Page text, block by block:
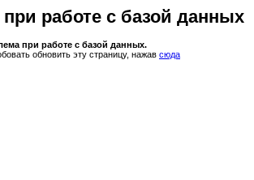
работе с базой данных
при работе с базой данных.
обновить эту страницу, нажав сюда